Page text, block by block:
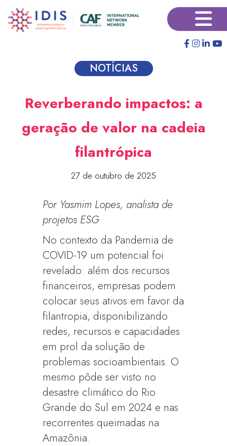
para
×
NOTÍCIAS
Reverberando impactos: a
geração de valor na cadeia
filantrópica
27 de outubro de 2025
Por Yasmim Lopes, analista de
projetos ESG
No contexto da Pandemia de
COVID-19 um potencial foi
revelado: além dos recursos
financeiros, empresas podem
colocar seus ativos em favor da
filantropia, disponibilizando
redes, recursos e capacidades
em prol da solução de
problemas socioambientais. O
mesmo pôde ser visto no
desastre climático do Rio
Grande do Sul em 2024 e nas
recorrentes queimadas na
Amazônia.